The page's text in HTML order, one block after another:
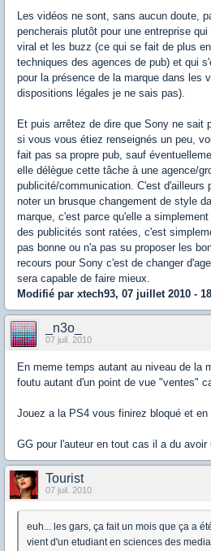
Les vidéos ne sont, sans aucun doute,
pencherais plutôt pour une entreprise
viral et les buzz (ce qui se fait de plus
techniques des agences de pub) et qui
pour la présence de la marque dans les
dispositions légales je ne sais pas).
Et puis arrêtez de dire que Sony ne sait
si vous vous étiez renseignés un peu,
fait pas sa propre pub, sauf
elle délègue cette tâche à une agence/
publicité/communication. C'est d'ailleurs
noter un brusque changement de style
marque, c'est parce qu'elle a
des publicités sont ratées, c'est
pas bonne ou n'a pas su proposer les
recours pour Sony c'est de changer
sera capable de faire mieux.
Modifié par xtech93, 07 juillet 2010 -
_n3o_
07 juil. 2010
En meme temps autant au niveau de la
foutu autant d'un point de vue "ventes"
Jouez a la PS4 vous finirez bloqué et
GG pour l'auteur en tout cas il a du avoir
Tourist
07 juil. 2010
euh... les gars, ça fait un mois que ça a
vient d'un etudiant en sciences des